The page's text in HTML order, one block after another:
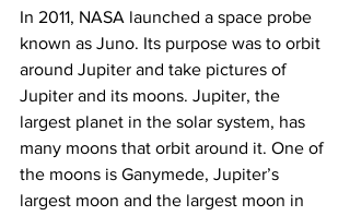
In 2011, NASA launched a space probe
known as Juno. Its purpose was to orbit
around Jupiter and take pictures of
Jupiter and its moons. Jupiter, the
largest planet in the solar system, has
many moons that orbit around it. One of
the moons is Ganymede, Jupiter’s
largest moon and the largest moon in